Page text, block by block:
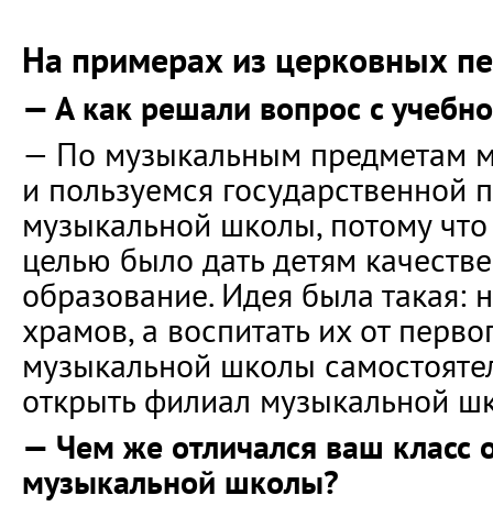
На примерах из церковных
— А как решали вопрос с
— По музыкальным предметам
и пользуемся государственной
музыкальной школы, потому
целью было дать детям
образование. Идея была такая:
храмов, а воспитать их от
музыкальной школы
открыть филиал музыкальной
— Чем же отличался ваш класс
музыкальной школы?